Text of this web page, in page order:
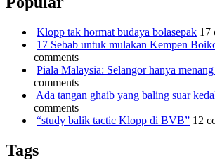
Klopp tak hormat budaya bolasepak 17
17 Sebab untuk mulakan Kempen
comments
Piala Malaysia: Selangor hanya
comments
Ada tangan ghaib yang baling suar
comments
“study balik tactic Klopp di BVB” 12
Tags